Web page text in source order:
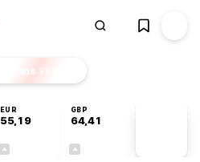
Finans EKSTRA
EUR
55,19
GBP
64,41